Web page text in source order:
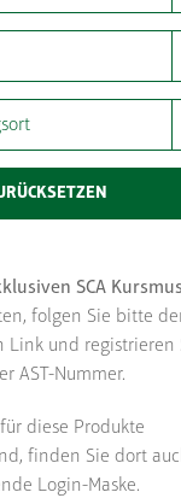
SCA
folgen Sie bitte
Link und registrieren
AST-Nummer.
diese Produkte
finden Sie dort
Login-Maske.